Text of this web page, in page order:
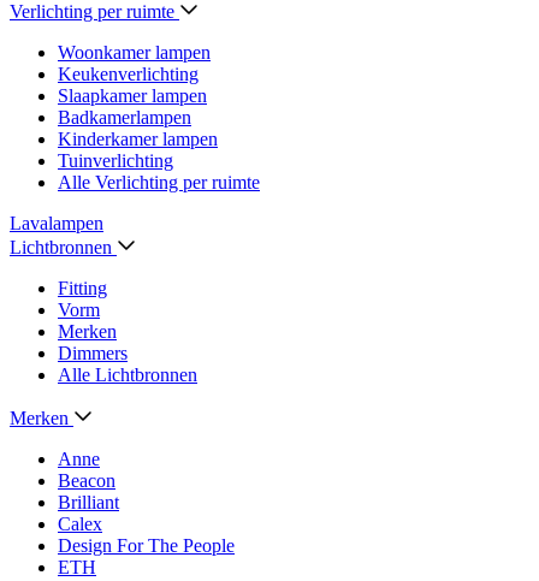
Verlichting per ruimte
Woonkamer lampen
Keukenverlichting
Slaapkamer lampen
Badkamerlampen
Kinderkamer lampen
Tuinverlichting
Alle Verlichting per ruimte
Lavalampen
Lichtbronnen
Fitting
Vorm
Merken
Dimmers
Alle Lichtbronnen
Merken
Anne
Beacon
Brilliant
Calex
Design For The People
ETH